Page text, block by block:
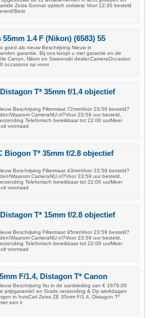
Zeiss Sonnar optisch ontwerp Voor 12:30 besteld
1.4 F (Nikon) (6583) 55
goed als nieuw Beschrijving Nieuw in
garantie. Bij ons koopt u met garantie en de
Canon, Nikon en Swarovski dealer.CameraOccasion
occasions op voorr
T* 35mm f/1.4 objectief
Beschrijving Filtermaat 72mmVoor 23:59 besteld?
CameraNU.nl?Voor 23:59 uur besteld,
Telefonisch bereikbaar tot 22:00 uurMeer
voorraad
Biogon T* 35mm f/2.8 objectief
Beschrijving Filtermaat 43mmVoor 23:59 besteld?
CameraNU.nl?Voor 23:59 uur besteld,
Telefonisch bereikbaar tot 22:00 uurMeer
voorraad
T* 15mm f/2.8 objectief
Beschrijving Filtermaat 95mmVoor 23:59 besteld?
CameraNU.nl?Voor 23:59 uur besteld,
Telefonisch bereikbaar tot 22:00 uurMeer
voorraad
F/1.4, Distagon T* Canon
Beschrijving Nu in de aanbieding van € 1679,00
prijsgarantie! en Gratis verzending & Op werkdagen
in huisCarl Zeiss ZE 35mm F/1.4, Distagon T*
een li